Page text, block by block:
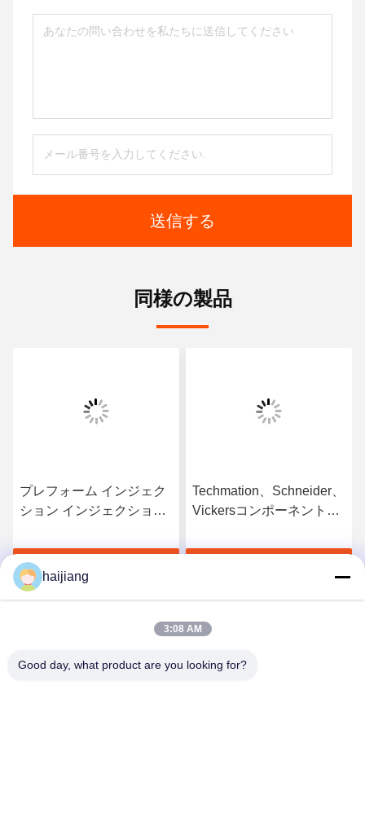
送信する
同様の製品
プレフォーム インジェク
ション インジェクション
LKM プラスチックの部品
の生産効率を最適化
最高 の 価格 を 入手 す
Techmation、Schneider、
Vickersコンポーネントお
ースを備えた簡単な操作
haijiang
3:08 AM
Good day, what product are you looking for?